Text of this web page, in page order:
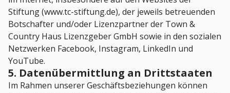
Stiftung (www.tc-stiftung.de), der jeweils betreuenden
Botschafter und/oder Lizenzpartner der Town &
Country Haus Lizenzgeber GmbH sowie in den sozialen
Netzwerken Facebook, Instagram, LinkedIn und
YouTube.
5. Datenübermittlung an Drittstaaten
Im Rahmen unserer Geschäftsbeziehungen können